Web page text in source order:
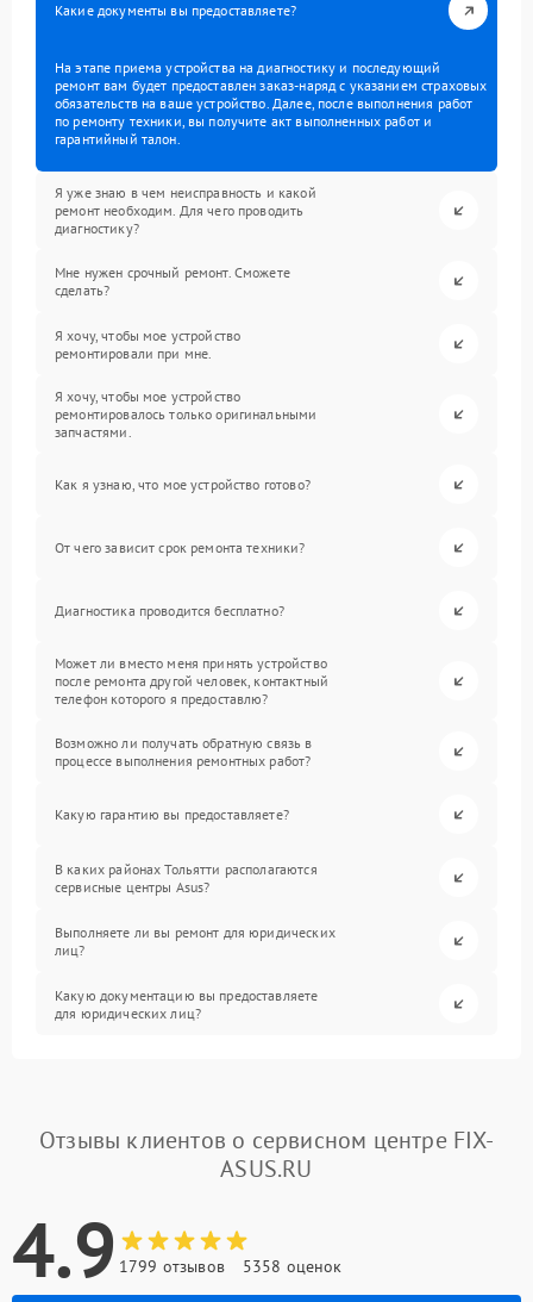
Какие документы вы предоставляете?
На этапе приема устройства на диагностику и последующий
ремонт вам будет предоставлен заказ-наряд с указанием страховых
обязательств на ваше устройство. Далее, после выполнения работ
по ремонту техники, вы получите акт выполненных работ и
гарантийный талон.
Я уже знаю в чем неисправность и какой
ремонт необходим. Для чего проводить
диагностику?
Мне нужен срочный ремонт. Сможете
сделать?
Я хочу, чтобы мое устройство
ремонтировали при мне.
Я хочу, чтобы мое устройство
ремонтировалось только оригинальными
запчастями.
Как я узнаю, что мое устройство готово?
От чего зависит срок ремонта техники?
Диагностика проводится бесплатно?
Может ли вместо меня принять устройство
после ремонта другой человек, контактный
телефон которого я предоставлю?
Возможно ли получать обратную связь в
процессе выполнения ремонтных работ?
Какую гарантию вы предоставляете?
В каких районах Тольятти располагаются
сервисные центры Asus?
Выполняете ли вы ремонт для юридических
лиц?
Какую документацию вы предоставляете
для юридических лиц?
Отзывы клиентов о сервисном центре FIX-
ASUS.RU
4.9 1799 отзывов 5358 оценок